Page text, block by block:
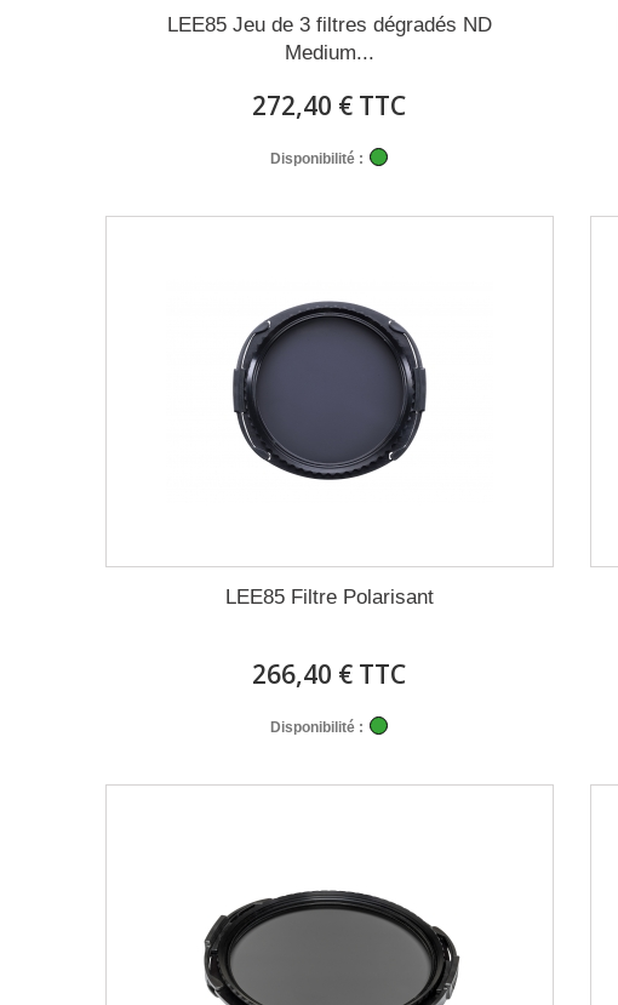
LEE85 Jeu de 3 filtres dégradés ND
Medium...
272,40 € TTC
Disponibilité :
LEE85 Filtre Polarisant
266,40 € TTC
Disponibilité :